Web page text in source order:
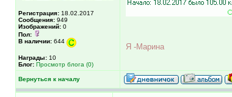
Регистрация: 18.02.2017
Сообщения: 949
Изображений: 0
Пол:
В наличии: 644
Награды: 10
Блог: Просмотр блога (0)
Я -Марина
Вернуться к началу